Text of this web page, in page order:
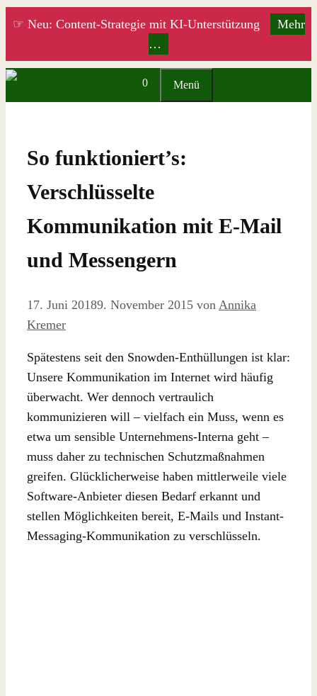
Zum
☞ Neu: Content-Strategie mit KI-Unterstützung
Mehr
…
0 Menü
So funktioniert’s:
Verschlüsselte
Kommunikation mit E-Mail
und Messengern
17. Juni 20189. November 2015 von Annika
Kremer
Spätestens seit den Snowden-Enthüllungen ist klar:
Unsere Kommunikation im Internet wird häufig
überwacht. Wer dennoch vertraulich
kommunizieren will – vielfach ein Muss, wenn es
etwa um sensible Unternehmens-Interna geht –
muss daher zu technischen Schutzmaßnahmen
greifen. Glücklicherweise haben mittlerweile viele
Software-Anbieter diesen Bedarf erkannt und
stellen Möglichkeiten bereit, E-Mails und Instant-
Messaging-Kommunikation zu verschlüsseln.